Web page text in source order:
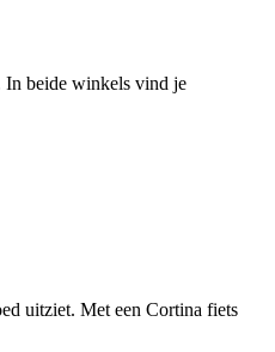
In beide winkels vind je
uitziet. Met een Cortina fiets